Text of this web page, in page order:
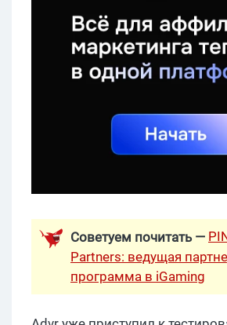
Советуем почитать —
Partners: ведущая
программа в iGaming